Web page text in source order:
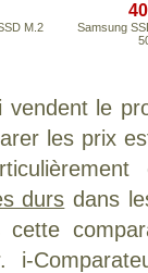
M.2
Samsung
vendent le
les prix
durs dans
cette
i-